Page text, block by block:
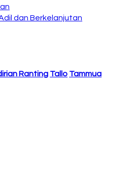
dan Berkelanjutan
Ranting Tallo Tammua